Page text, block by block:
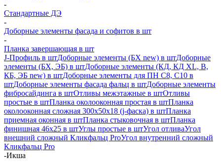
-
Стандартные ДЭ
-
Доборные элементы фасада и софитов в шт
-
Планка завершающая в шт
J-Профиль в штДоборные элементы (БХ new) в штДоборные
элементы (БХ, ЭБ) в штДоборные элементы (КД, КД XL, В,
КБ, ЭБ new) в штДоборные элементы для ПН С8, С10 в
штДоборные элементы фасада фальц в штДоборные элементы
фибросайдинга в штОтливы межэтажные в штОтливы
простые в штПланка околооконная простая в штПланка
околооконная сложная 300х50х18 (j-фаска) в штПланка
приемная оконная в штПланка стыковочная в штПланка
финишная 46х25 в штУглы простые в штУгол отливаУгол
внешний сложный Кликфальц ProУгол внутренний сложный
Кликфальц Pro
-Икша